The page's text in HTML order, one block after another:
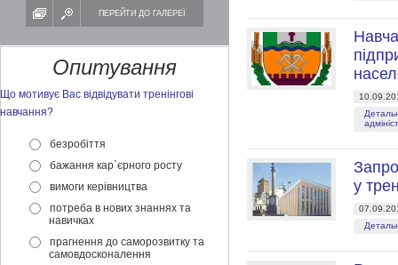
ПЕРЕЙТИ ДО ГАЛЕРЕЇ
Опитування
Що мотивує Вас відвідувати тренінгові
навчання?
безробіття
бажання кар`єрного росту
вимоги керівництва
потреба в нових знаннях та
навичках
прагнення до саморозвитку та
самовдосконалення
у